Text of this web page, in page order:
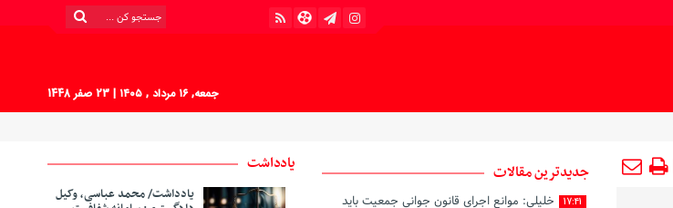
جمعه, ۱۶ مرداد , ۱۴۰۵ | 23 صفر 1448
جدیدترین مقالات
17:41
خلیلی: موانع اجرای قانون جوانی جمعیت باید
یادداشت
یادداشت/ محمد عباسی، وکیل